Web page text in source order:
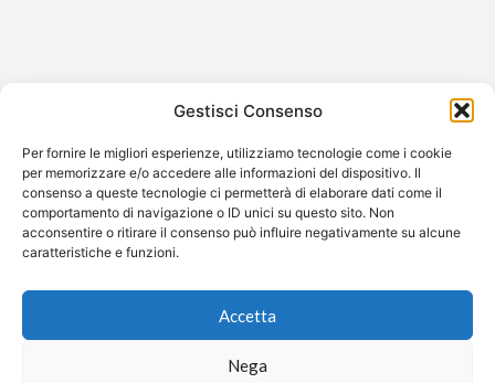
Gestisci Consenso
Per fornire le migliori esperienze, utilizziamo tecnologie come i cookie
per memorizzare e/o accedere alle informazioni del dispositivo. Il
consenso a queste tecnologie ci permetterà di elaborare dati come il
comportamento di navigazione o ID unici su questo sito. Non
acconsentire o ritirare il consenso può influire negativamente su alcune
caratteristiche e funzioni.
Accetta
Nega
Anne Hathaway spiega la scelta di rendere pubbliche le
ha raccontato in una…